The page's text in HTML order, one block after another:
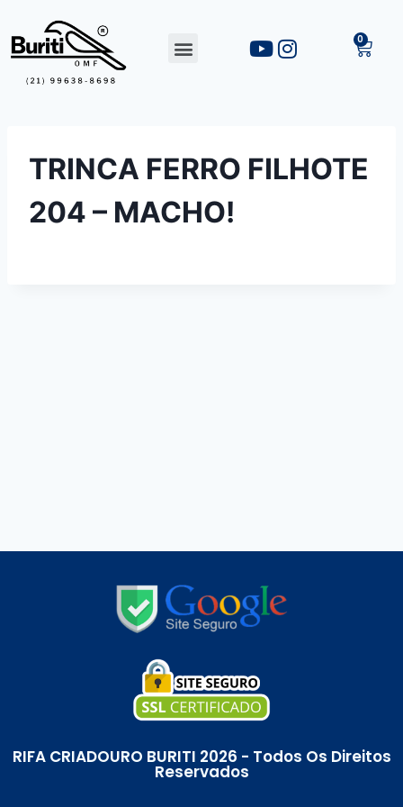
TRINCA FERRO FILHOTE
204 – MACHO!
RIFA CRIADOURO BURITI 2026 - Todos Os Direitos
Reservados